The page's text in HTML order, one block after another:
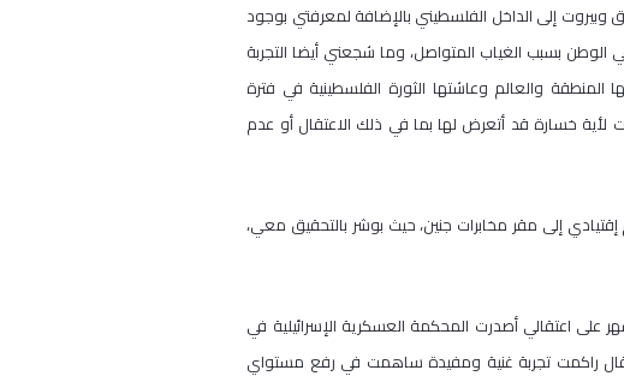
وبيروت إلى الداخل الفلسطيني بالإضافة لمعرفتي بوجود
بسبب الغياب المتواصل، وما شجعني أيضا التجربة
المنطقة والعالم وعاشتها الثورة الفلسطينية في فترة
لأية خسارة قد أتعرض لها بما في ذلك الاعتقال أو عدم
إلى مقر مخابرات جنين، حيث بوشر بالتحقيق معي،
اعتقالي أصدرت المحكمة العسكرية الإسرائيلية في
راكمت تجربة غنية ومفيدة ساهمت في رفع مستواي